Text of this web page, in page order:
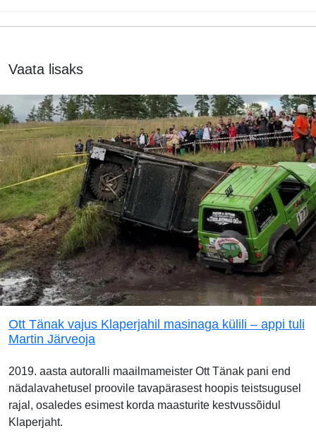
Vaata lisaks
Ott Tänak vajus Klaperjahil masinaga külili – appi tuli
Martin Järveoja
2019. aasta autoralli maailmameister Ott Tänak pani end
nädalavahetusel proovile tavapärasest hoopis teistsugusel
rajal, osaledes esimest korda maasturite kestvussõidul
Klaperjaht.